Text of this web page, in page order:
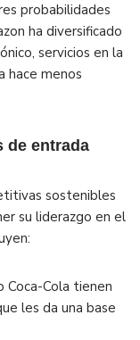
probabilidades
ha diversificado
servicios en la
hace menos
de entrada
sostenibles
su liderazgo en el
Coca-Cola tienen
les da una base